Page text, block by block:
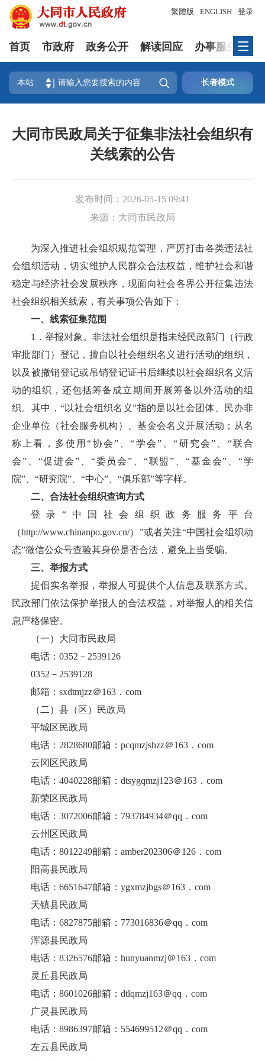
登录
繁體版 ENGLISH
首页 市政府 政务公开 解读回应 办事服务
本站  长者模式
大同市民政局关于征集非法社会组织有
关线索的公告
发布时间： 2026-05-15 09:41
来源： 大同市民政局
为深入推进社会组织规范管理，严厉打击各类违法社
会组织活动，切实维护人民群众合法权益，维护社会和谐
稳定与经济社会发展秩序，现面向社会各界公开征集违法
社会组织相关线索，有关事项公告如下：
一、线索征集范围
1．举报对象。非法社会组织是指未经民政部门（行政
审批部门）登记，擅自以社会组织名义进行活动的组织，
以及被撤销登记或吊销登记证书后继续以社会组织名义活
动的组织，还包括筹备成立期间开展筹备以外活动的组
织。其中，“以社会组织名义”指的是以社会团体、民办非
企业单位（社会服务机构）、基金会名义开展活动；从名
称上看，多使用“协会”、“学会”、“研究会”、“联合
会”、“促进会”、“委员会”、“联盟”、“基金会”、“学
院”、“研究院”、“中心”、“俱乐部”等字样。
二、合法社会组织查询方式
登录“中国社会组织政务服务平台
（http://www.chinanpo.gov.cn/）”或者关注“中国社会组织动
态”微信公众号查验其身份是否合法，避免上当受骗。
三、举报方式
提倡实名举报，举报人可提供个人信息及联系方式。
民政部门依法保护举报人的合法权益，对举报人的相关信
息严格保密。
（一）大同市民政局
电话：0352－2539126
0352－2539128
邮箱：sxdtmjzz＠163．com
（二）县（区）民政局
平城区民政局
电话：2828680邮箱：pcqmzjshzz＠163．com
云冈区民政局
电话：4040228邮箱：dtsygqmzj123＠163．com
新荣区民政局
电话：3072006邮箱：793784934＠qq．com
云州区民政局
电话：8012249邮箱：amber202306＠126．com
阳高县民政局
电话：6651647邮箱：ygxmzjbgs＠163．com
天镇县民政局
电话：6827875邮箱：773016836＠qq．com
浑源县民政局
电话：8326576邮箱：hunyuanmzj＠163．com
灵丘县民政局
电话：8601026邮箱：dtlqmzj163＠qq．com
广灵县民政局
电话：8986397邮箱：554699512＠qq．com
左云县民政局